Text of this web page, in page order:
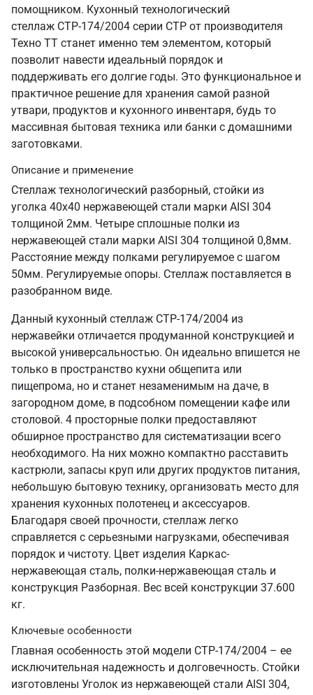
помощником. Кухонный технологический
стеллаж СТР-174/2004 серии СТР от производителя
Техно ТТ станет именно тем элементом, который
позволит навести идеальный порядок и
поддерживать его долгие годы. Это функциональное и
практичное решение для хранения самой разной
утвари, продуктов и кухонного инвентаря, будь то
массивная бытовая техника или банки с домашними
заготовками.
Описание и применение
Стеллаж технологический разборный, стойки из
уголка 40х40 нержавеющей стали марки AISI 304
толщиной 2мм. Четыре сплошные полки из
нержавеющей стали марки AISI 304 толщиной 0,8мм.
Расстояние между полками регулируемое с шагом
50мм. Регулируемые опоры. Стеллаж поставляется в
разобранном виде.
Данный кухонный стеллаж СТР-174/2004 из
нержавейки отличается продуманной конструкцией и
высокой универсальностью. Он идеально впишется не
только в пространство кухни общепита или
пищепрома, но и станет незаменимым на даче, в
загородном доме, в подсобном помещении кафе или
столовой. 4 просторные полки предоставляют
обширное пространство для систематизации всего
необходимого. На них можно компактно расставить
кастрюли, запасы круп или других продуктов питания,
небольшую бытовую технику, организовать место для
хранения кухонных полотенец и аксессуаров.
Благодаря своей прочности, стеллаж легко
справляется с серьезными нагрузками, обеспечивая
порядок и чистоту. Цвет изделия Каркас-
нержавеющая сталь, полки-нержавеющая сталь и
конструкция Разборная. Вес всей конструкции 37.600
кг.
Ключевые особенности
Главная особенность этой модели СТР-174/2004 – ее
исключительная надежность и долговечность. Стойки
изготовлены Уголок из нержавеющей стали AISI 304,